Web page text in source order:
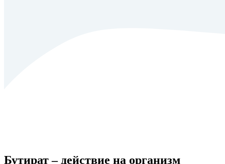
Бутират – действие на организм